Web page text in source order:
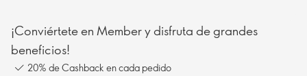
¡Conviértete en Member y disfruta de grandes
beneficios!
20% de Cashback en cada pedido